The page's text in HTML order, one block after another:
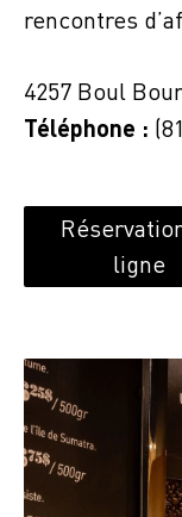
rencontres
4257 Boul
Téléphone :
ligne